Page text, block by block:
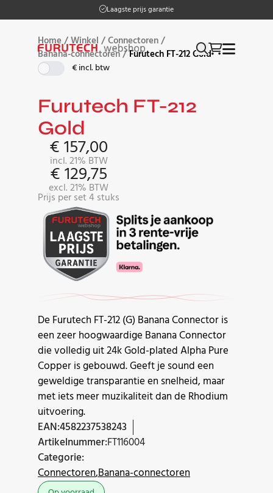
Laagste prijs garantie
Home/Winkel /Connectoren/
Banana-connectoren/Furutech FT-212 Gold
€ incl. btw
Furutech FT-212
Gold
€157,00
incl. 21% BTW
€129,75
excl. 21% BTW
Prijs per set 4 stuks
De Furutech FT-212 (G) Banana Connector is
een zeer hoogwaardige Banana Connector
die volledig uit 24k Gold-plated Alpha Pure
Copper is gebouwd. Geeft je sound een
geweldige transparantie en snelheid, maar
met iets meer muzikaliteit dan de Rhodium
uitvoering.
EAN:4582237538243
Artikelnummer:FT116004
Categorie:
ConnectorenBanana-connectoren